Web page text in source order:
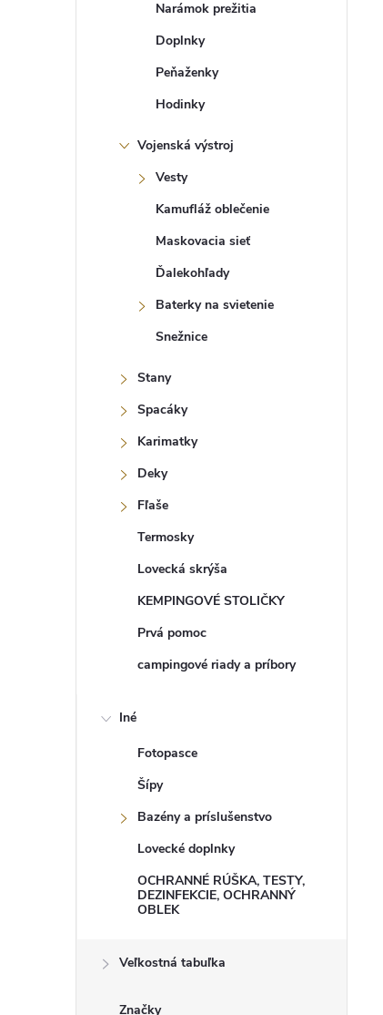
Narámok prežitia
Doplnky
Peňaženky
Hodinky
Vojenská výstroj
Vesty
Kamufláž oblečenie
Maskovacia sieť
Ďalekohľady
Baterky na svietenie
Snežnice
Stany
Spacáky
Karimatky
Deky
Fľaše
Termosky
Lovecká skrýša
KEMPINGOVÉ STOLIČKY
Prvá pomoc
campingové riady a príbory
Iné
Fotopasce
Šípy
Bazény a príslušenstvo
Lovecké doplnky
OCHRANNÉ RÚŠKA, TESTY,
DEZINFEKCIE, OCHRANNÝ
OBLEK
Veľkostná tabuľka
Značky